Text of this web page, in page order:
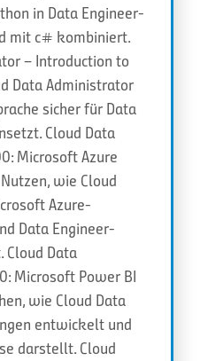
in Data Engineer-
mit c# kombiniert.
– Introduction to
Data Administrator
sicher für Data
Cloud Data
Microsoft Azure
wie Cloud
Azure-
Data Engineer-
Data
Microsoft Power BI
wie Cloud Data
entwickelt und
darstellt. Cloud